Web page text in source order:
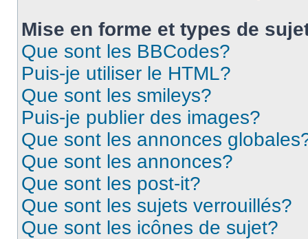
Mise en forme et types de
Que sont les BBCodes?
Puis-je utiliser le HTML?
Que sont les smileys?
Puis-je publier des images?
Que sont les annonces
Que sont les annonces?
Que sont les post-it?
Que sont les sujets verrouillés?
Que sont les icônes de sujet?